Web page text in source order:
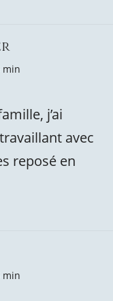
min
j’ai
avec
reposé en
min